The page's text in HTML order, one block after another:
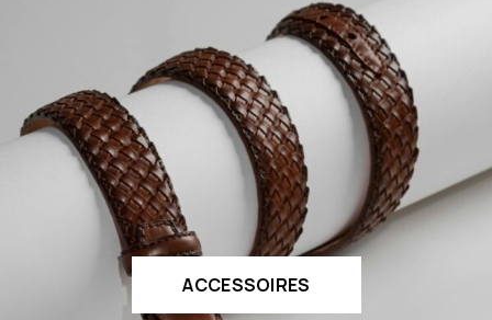
ACCESSOIRES